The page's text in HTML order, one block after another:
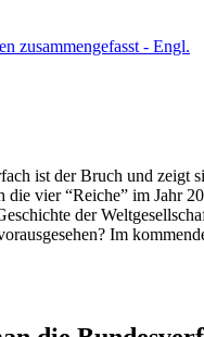
zusammengefasst - Engl.
ist der Bruch und
vier “Reiche” im Jahr
der
Im